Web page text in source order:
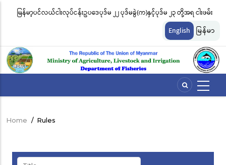
မြန်မာ့ပင်လယ်ငါးလုပ်ငန်းဥပဒေပုဒ်မ ၂၂ ပုဒ်မခွဲ(က)နှင့်ပုဒ်မ ၂၃ တို့အရ ငါးဖမ်း
ကိရိယာအမျိုးအစားအလိုက် လိုင်စင်ခနှုန်းထားများကို အောက်ပါအတိုင်း
English မြန်မာ
Breadcrumb
Home / Rules